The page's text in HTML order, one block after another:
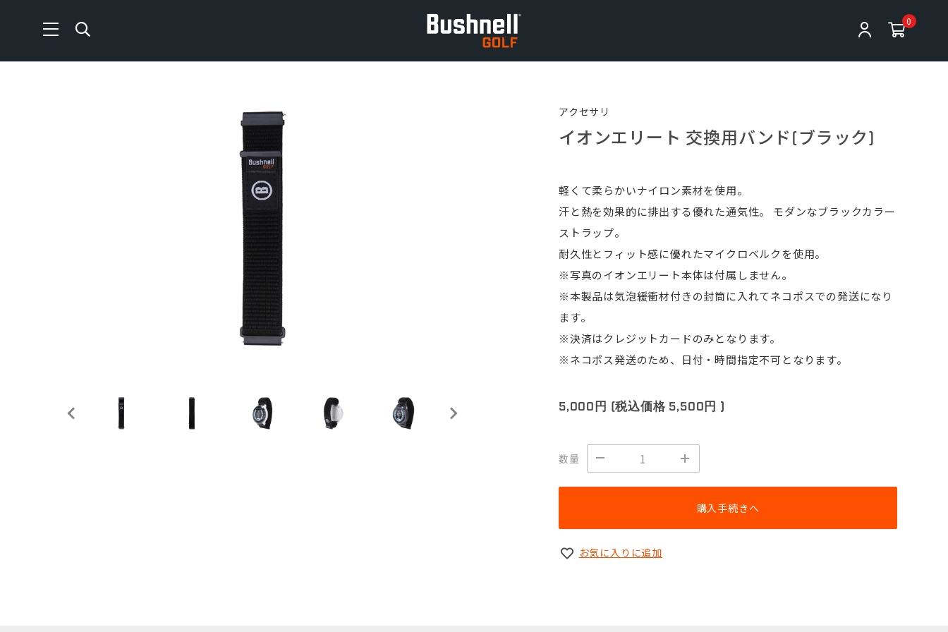
0
アクセサリ
イオンエリート 交換用バンド(ブラック)
軽くて柔らかいナイロン素材を使用。
汗と熱を効果的に排出する優れた通気性。 モダンなブラックカラー
ストラップ。
耐久性とフィット感に優れたマイクロベルクを使用。
※写真のイオンエリート本体は付属しません。
※本製品は気泡緩衝材付きの封筒に入れてネコポスでの発送になり
ます。
※決済はクレジットカードのみとなります。
※ネコポス発送のため、日付・時間指定不可となります。
5,000円 (税込価格 5,500円 )
数量
購入手続きへ
お気に入りに追加